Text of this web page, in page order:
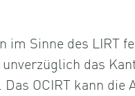
im Sinne des LIRT
das
Das OCIRT kann die